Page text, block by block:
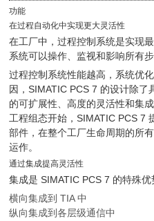
功能
在过程自动化中实现更大灵活性
在工厂中，过程控制系统是实现
系统可以操作、监视和影响所有步
过程控制系统性能越高，系统优
因，SIMATIC PCS 7 的设计除
的可扩展性、高度的灵活性和集
工程组态开始，SIMATIC PCS 7
部件，在整个工厂生命周期的所
运作。
通过集成提高灵活性
集成是 SIMATIC PCS 7 的特殊
横向集成到 TIA 中
纵向集成到各层级通信中